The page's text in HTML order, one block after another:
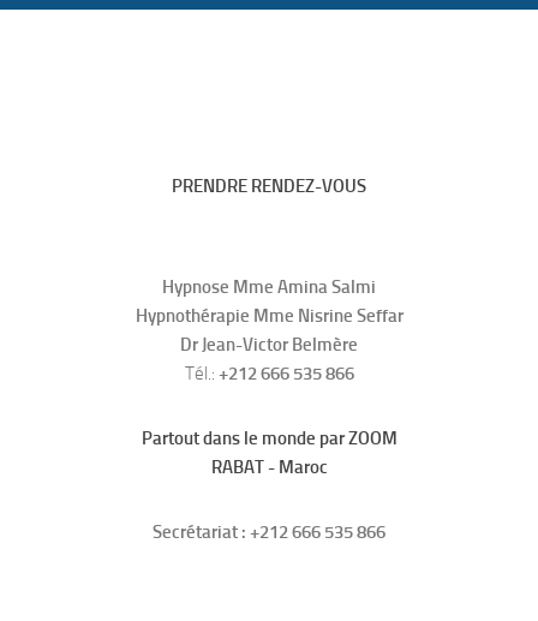
PRENDRE RENDEZ-VOUS
Hypnose Mme Amina Salmi
Hypnothérapie Mme Nisrine Seffar
Dr Jean-Victor Belmère
Tél.: +212 666 535 866
Partout dans le monde par ZOOM
RABAT - Maroc
Secrétariat : +212 666 535 866